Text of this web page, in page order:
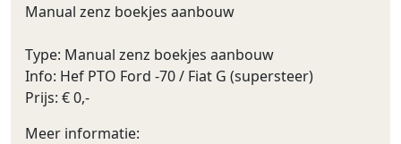
Manual zenz boekjes aanbouw
Type: Manual zenz boekjes aanbouw
Info: Hef PTO Ford -70 / Fiat G (supersteer)
Prijs: € 0,-
Meer informatie: